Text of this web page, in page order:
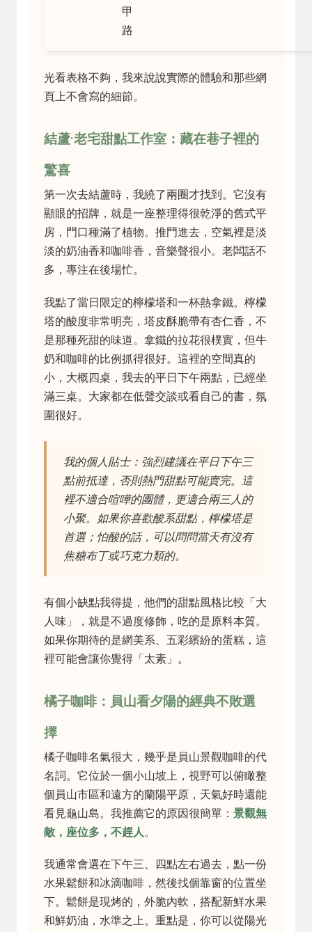
甲
路
光看表格不夠，我來說說實際的體驗和那些網
頁上不會寫的細節。
結蘆·老宅甜點工作室：藏在巷子裡的
驚喜
第一次去結蘆時，我繞了兩圈才找到。它沒有
顯眼的招牌，就是一座整理得很乾淨的舊式平
房，門口種滿了植物。推門進去，空氣裡是淡
淡的奶油香和咖啡香，音樂聲很小。老闆話不
多，專注在後場忙。
我點了當日限定的檸檬塔和一杯熱拿鐵。檸檬
塔的酸度非常明亮，塔皮酥脆帶有杏仁香，不
是那種死甜的味道。拿鐵的拉花很樸實，但牛
奶和咖啡的比例抓得很好。這裡的空間真的
小，大概四桌，我去的平日下午兩點，已經坐
滿三桌。大家都在低聲交談或看自己的書，氛
圍很好。
我的個人貼士：強烈建議在平日下午三
點前抵達，否則熱門甜點可能賣完。這
裡不適合喧嘩的團體，更適合兩三人的
小聚。如果你喜歡酸系甜點，檸檬塔是
首選；怕酸的話，可以問問當天有沒有
焦糖布丁或巧克力類的。
有個小缺點我得提，他們的甜點風格比較「大
人味」，就是不過度修飾，吃的是原料本質。
如果你期待的是網美系、五彩繽紛的蛋糕，這
裡可能會讓你覺得「太素」。
橘子咖啡：員山看夕陽的經典不敗選
擇
橘子咖啡名氣很大，幾乎是員山景觀咖啡的代
名詞。它位於一個小山坡上，視野可以俯瞰整
個員山市區和遠方的蘭陽平原，天氣好時還能
看見龜山島。我推薦它的原因很簡單： 景觀無
敵，座位多，不趕人 。
我通常會選在下午三、四點左右過去，點一份
水果鬆餅和冰滴咖啡，然後找個靠窗的位置坐
下。鬆餅是現烤的，外脆內軟，搭配新鮮水果
和鮮奶油，水準之上。重點是，你可以從陽光